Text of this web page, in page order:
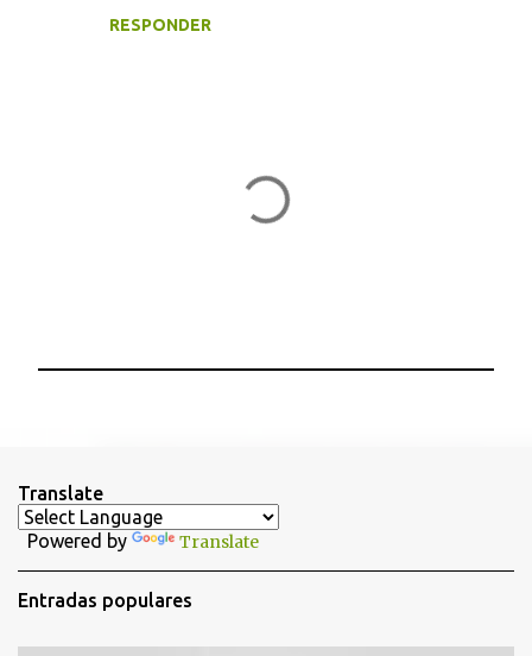
RESPONDER
i
c
a
u
n
Translate
Powered by Translate
Entradas populares